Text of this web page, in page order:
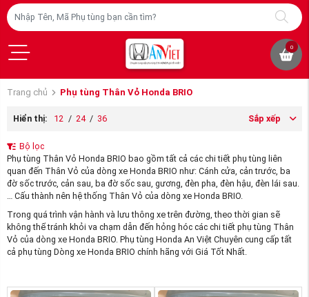
0
Trang chủ Phụ tùng Thân Vỏ Honda BRIO
Hiển thị: 12 / 24 / 36 Sắp xếp
Bộ lọc
Phụ tùng Thân Vỏ Honda BRIO bao gồm tất cả các chi tiết phụ tùng liên
quan đến Thân Vỏ của dòng xe Honda BRIO như: Cánh cửa, cản trước, ba
đờ sốc trước, cản sau, ba đờ sốc sau, gương, đèn pha, đèn hậu, đèn lái sau.
… Cấu thành nên hệ thống Thân Vỏ của dòng xe Honda BRIO.
Trong quá trình vận hành và lưu thông xe trên đường, theo thời gian sẽ
không thể tránh khỏi va chạm dẫn đến hỏng hóc các chi tiết phụ tùng Thân
Vỏ của dòng xe Honda BRIO. Phụ tùng Honda An Việt Chuyên cung cấp tất
cả phụ tùng Dòng xe Honda BRIO chính hãng với Giá Tốt Nhất.